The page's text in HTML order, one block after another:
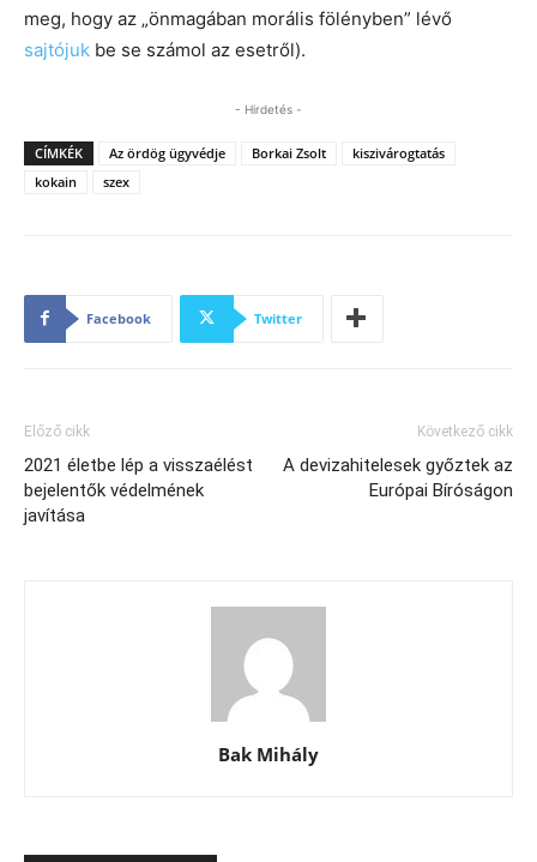
meg, hogy az „önmagában morális fölényben” lévő
sajtójuk be se számol az esetről).
- Hirdetés -
CÍMKÉK Az ördög ügyvédje Borkai Zsolt
kiszivárogtatás
kokain
szex
Facebook Twitter
Előző cikk
2021 életbe lép a visszaélést
bejelentők védelmének
javítása
Következő cikk
A devizahitelesek győztek az
Európai Bíróságon
Bak Mihály